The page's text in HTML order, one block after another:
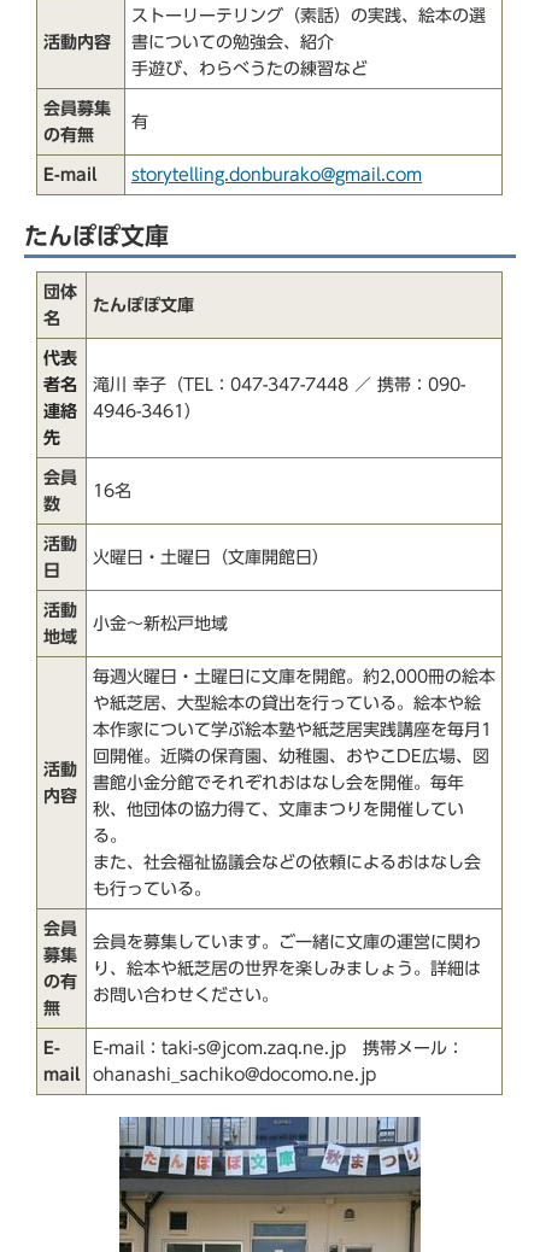
活動内容
ストーリーテリング（素話）の実践、絵本の選
書についての勉強会、紹介
手遊び、わらべうたの練習など
会員募集
の有無
有
E-mail storytelling.donburako@gmail.com
たんぽぽ文庫
団体
名
たんぽぽ文庫
代表
者名
連絡
先
滝川 幸子（TEL：047-347-7448 ／ 携帯：090-
4946-3461）
会員
数
16名
活動
日
火曜日・土曜日（文庫開館日）
活動
地域
小金～新松戸地域
活動
内容
毎週火曜日・土曜日に文庫を開館。約2,000冊の絵本
や紙芝居、大型絵本の貸出を行っている。絵本や絵
本作家について学ぶ絵本塾や紙芝居実践講座を毎月1
回開催。近隣の保育園、幼稚園、おやこDE広場、図
書館小金分館でそれぞれおはなし会を開催。毎年
秋、他団体の協力得て、文庫まつりを開催してい
る。
また、社会福祉協議会などの依頼によるおはなし会
も行っている。
会員
募集
の有
無
会員を募集しています。ご一緒に文庫の運営に関わ
り、絵本や紙芝居の世界を楽しみましょう。詳細は
お問い合わせください。
E-
mail
E-mail：taki-s@jcom.zaq.ne.jp 携帯メール：
ohanashi_sachiko@docomo.ne.jp